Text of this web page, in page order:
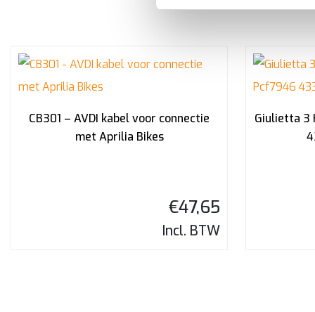
CB301 – AVDI kabel voor connectie
met Aprilia Bikes
€47,65
Incl. BTW
Giulietta 3